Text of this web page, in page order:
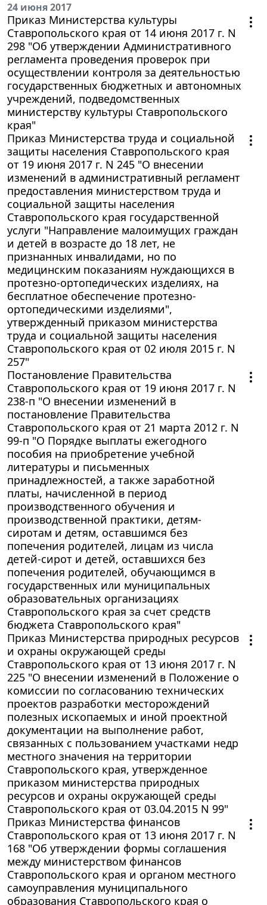
24 июня 2017
Приказ Министерства культуры
Ставропольского края от 14 июня 2017 г. N
298 "Об утверждении Административного
регламента проведения проверок при
осуществлении контроля за деятельностью
государственных бюджетных и автономных
учреждений, подведомственных
министерству культуры Ставропольского
края"
Приказ Министерства труда и социальной
защиты населения Ставропольского края
от 19 июня 2017 г. N 245 "О внесении
изменений в административный регламент
предоставления министерством труда и
социальной защиты населения
Ставропольского края государственной
услуги "Направление малоимущих граждан
и детей в возрасте до 18 лет, не
признанных инвалидами, но по
медицинским показаниям нуждающихся в
протезно-ортопедических изделиях, на
бесплатное обеспечение протезно-
ортопедическими изделиями",
утвержденный приказом министерства
труда и социальной защиты населения
Ставропольского края от 02 июля 2015 г. N
257"
Постановление Правительства
Ставропольского края от 19 июня 2017 г. N
238-п "О внесении изменений в
постановление Правительства
Ставропольского края от 21 марта 2012 г. N
99-п "О Порядке выплаты ежегодного
пособия на приобретение учебной
литературы и письменных
принадлежностей, а также заработной
платы, начисленной в период
производственного обучения и
производственной практики, детям-
сиротам и детям, оставшимся без
попечения родителей, лицам из числа
детей-сирот и детей, оставшихся без
попечения родителей, обучающимся в
государственных или муниципальных
образовательных организациях
Ставропольского края за счет средств
бюджета Ставропольского края"
Приказ Министерства природных ресурсов
и охраны окружающей среды
Ставропольского края от 13 июня 2017 г. N
225 "О внесении изменений в Положение о
комиссии по согласованию технических
проектов разработки месторождений
полезных ископаемых и иной проектной
документации на выполнение работ,
связанных с пользованием участками недр
местного значения на территории
Ставропольского края, утвержденное
приказом министерства природных
ресурсов и охраны окружающей среды
Ставропольского края от 03.04.2015 N 99"
Приказ Министерства финансов
Ставропольского края от 13 июня 2017 г. N
168 "Об утверждении формы соглашения
между министерством финансов
Ставропольского края и органом местного
самоуправления муниципального
образования Ставропольского края о